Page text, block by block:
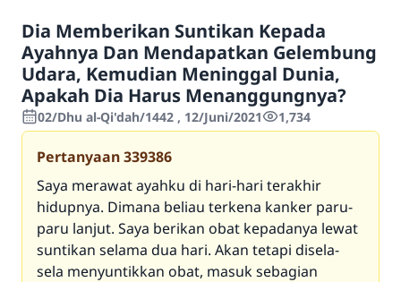
Dia Memberikan Suntikan Kepada
Ayahnya Dan Mendapatkan Gelembung
Udara, Kemudian Meninggal Dunia,
Apakah Dia Harus Menanggungnya?
02/Dhu al-Qi'dah/1442 , 12/Juni/2021 1,734
Pertanyaan339386
Saya merawat ayahku di hari-hari terakhir
hidupnya. Dimana beliau terkena kanker paru-
paru lanjut. Saya berikan obat kepadanya lewat
suntikan selama dua hari. Akan tetapi disela-
sela menyuntikkan obat, masuk sebagian